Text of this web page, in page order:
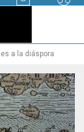
a la diáspora